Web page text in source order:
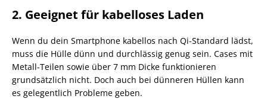
2. Geeignet für kabelloses Laden
Wenn du dein Smartphone kabellos nach Qi-Standard lädst,
muss die Hülle dünn und durchlässig genug sein. Cases mit
Metall-Teilen sowie über 7 mm Dicke funktionieren
grundsätzlich nicht. Doch auch bei dünneren Hüllen kann
es gelegentlich Probleme geben.